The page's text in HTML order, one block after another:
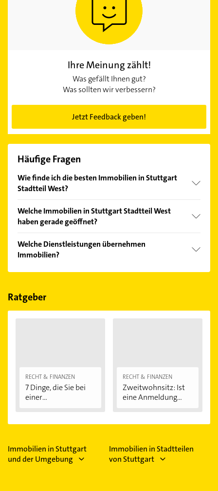
Ihre Meinung zählt!
Was gefällt Ihnen gut?
Was sollten wir verbessern?
Jetzt Feedback geben!
Häufige Fragen
Wie finde ich die besten Immobilien in Stuttgart
Stadtteil West?
Kundenmeinungen und profitieren Sie von den
Empfehlungen. Die Suchergebnisse können Sie sich
Welche Immobilien in Stuttgart Stadtteil West
haben gerade geöffnet?
Bitte beachten Sie, dass diese an Sonn- und
Feiertagen abweichen können.
Welche Dienstleistungen übernehmen
Immobilien?
Folgende Leistungen werden angeboten: Haus- und
Immobilienverwaltung, Immobilienverwaltungen
und Wertermittlung.
Ratgeber
RECHT & FINANZEN
7 Dinge, die Sie bei
einer
RECHT & FINANZEN
Zweitwohnsitz: Ist
eine Anmeldung...
Immobilien in Stuttgart
und der Umgebung
Immobilien in Stadtteilen
von Stuttgart